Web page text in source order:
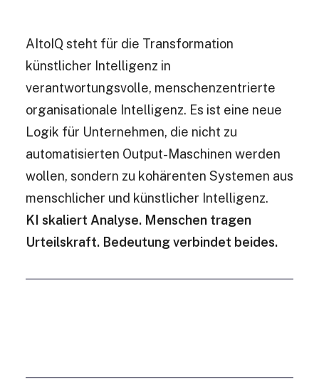
AItoIQ steht für die Transformation
künstlicher Intelligenz in
verantwortungsvolle, menschenzentrierte
organisationale Intelligenz. Es ist eine neue
Logik für Unternehmen, die nicht zu
automatisierten Output-Maschinen werden
wollen, sondern zu kohärenten Systemen aus
menschlicher und künstlicher Intelligenz.
KI skaliert Analyse. Menschen tragen
Urteilskraft. Bedeutung verbindet beides.